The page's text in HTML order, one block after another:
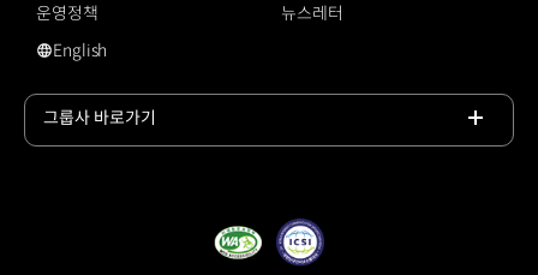
운영정책
뉴스레터
#경영실적
English
그룹사 바로가기